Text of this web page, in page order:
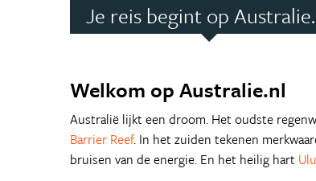
Je reis begint op
Welkom op Australie.nl
Australië lijkt een droom. Het oudste
Barrier Reef. In het zuiden tekenen
bruisen van de energie. En het heilig hart